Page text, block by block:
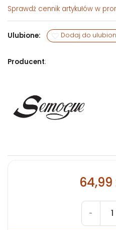
Sprawdź cennik artykułów w
Ulubione: Dodaj do
Producent:
64,99
-